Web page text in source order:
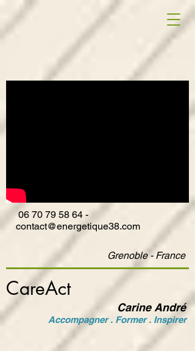
CareAct
Carine André
Accompagner . Former . Inspirer
06 70 79 58 64 -
contact@energetique38.com
Grenoble - France